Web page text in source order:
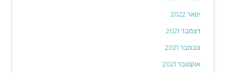
ינואר 2022
דצמבר 2021
נובמבר 2021
אוקטובר 2021